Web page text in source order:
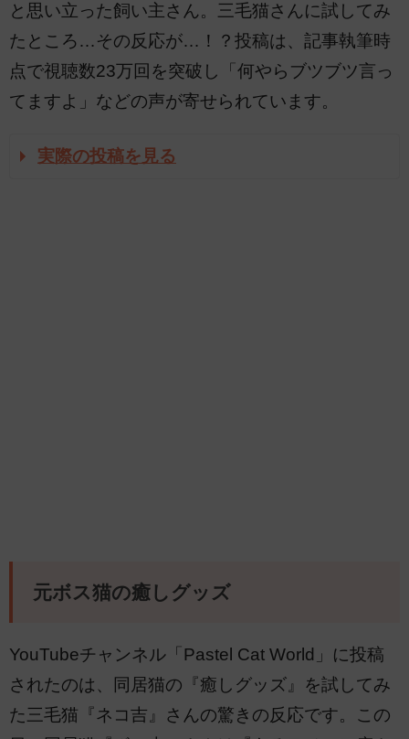
と思い立った飼い主さん。三毛猫さんに試してみ
たところ…その反応が…！？投稿は、記事執筆時
点で視聴数23万回を突破し「何やらブツブツ言っ
てますよ」などの声が寄せられています。
実際の投稿を見る
元ボス猫の癒しグッズ
YouTubeチャンネル「Pastel Cat World」に投稿
されたのは、同居猫の『癒しグッズ』を試してみ
た三毛猫『ネコ吉』さんの驚きの反応です。この